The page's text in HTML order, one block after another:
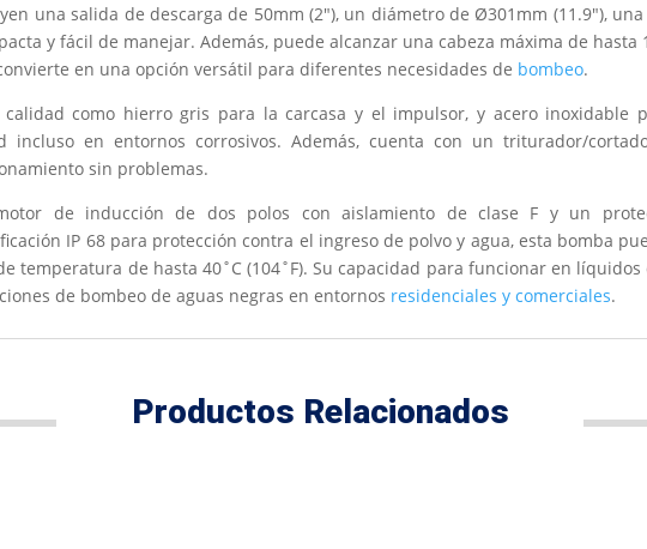
una salida de descarga de 50mm (2"), un diámetro de Ø301mm (11.9"),
y fácil de manejar. Además, puede alcanzar una cabeza máxima de
en una opción versátil para diferentes necesidades de bombeo.
como hierro gris para la carcasa y el impulsor, y acero inoxidable
incluso en entornos corrosivos. Además, cuenta con un triturador/
sin problemas.
de inducción de dos polos con aislamiento de clase F y un
IP 68 para protección contra el ingreso de polvo y agua, esta bomba
temperatura de hasta 40˚C (104˚F). Su capacidad para funcionar en
de bombeo de aguas negras en entornos residenciales y comerciales.
Productos Relacionados